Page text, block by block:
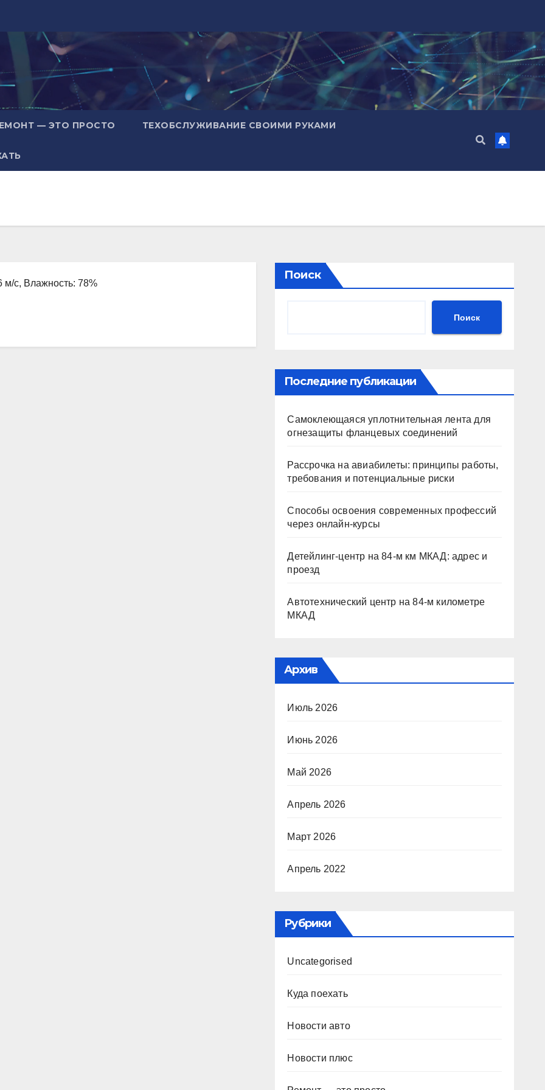
— ЭТО ПРОСТО ТЕХОБСЛУЖИВАНИЕ СВОИМИ РУКАМИ
м/с, Влажность: 78%
Поиск
Поиск
Последние публикации
Самоклеющаяся уплотнительная лента для
огнезащиты фланцевых соединений
Рассрочка на авиабилеты: принципы работы,
требования и потенциальные риски
Способы освоения современных профессий
через онлайн-курсы
Детейлинг-центр на 84-м км МКАД: адрес и
проезд
Автотехнический центр на 84-м километре
МКАД
Архив
Июль 2026
Июнь 2026
Май 2026
Апрель 2026
Март 2026
Апрель 2022
Рубрики
Uncategorised
Куда поехать
Новости авто
Новости плюс